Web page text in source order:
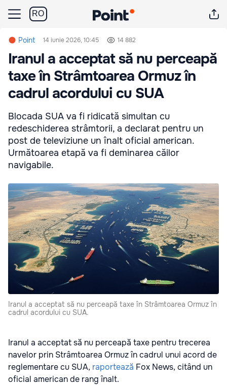
RO
Point 14 iunie 2026, 10:45 14 882
Iranul a acceptat să nu perceapă
taxe în Strâmtoarea Ormuz în
cadrul acordului cu SUA
Blocada SUA va fi ridicată simultan cu
redeschiderea strâmtorii, a declarat pentru un
post de televiziune un înalt oficial american.
Următoarea etapă va fi deminarea căilor
navigabile.
Iranul a acceptat să nu perceapă taxe în Strâmtoarea Ormuz în
cadrul acordului cu SUA.
Iranul a acceptat să nu perceapă taxe pentru trecerea
navelor prin Strâmtoarea Ormuz în cadrul unui acord de
reglementare cu SUA, raportează Fox News, citând un
oficial american de rang înalt.